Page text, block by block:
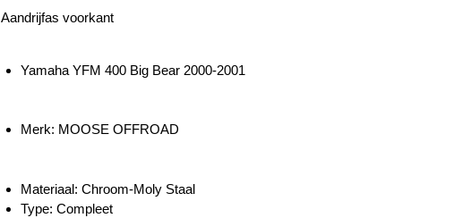
Aandrijfas voorkant
Yamaha YFM 400 Big Bear 2000-2001
Merk: MOOSE OFFROAD
Materiaal: Chroom-Moly Staal
Type: Compleet